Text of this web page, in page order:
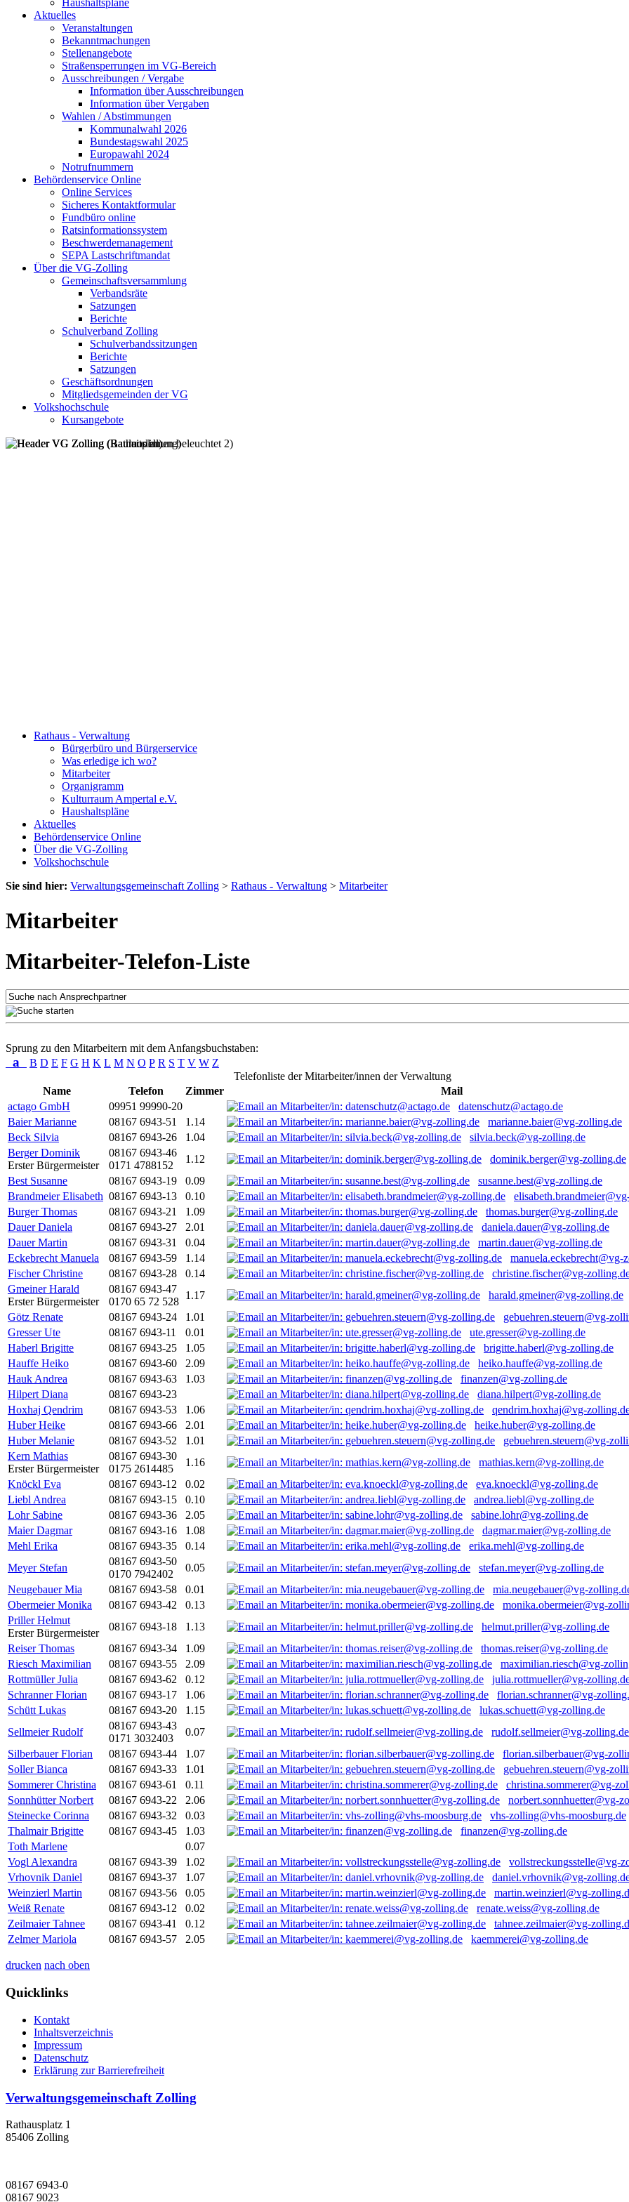
Haushaltspläne
Aktuelles
Veranstaltungen
Bekanntmachungen
Stellenangebote
Straßensperrungen im VG-Bereich
Ausschreibungen / Vergabe
Information über Ausschreibungen
Information über Vergaben
Wahlen / Abstimmungen
Kommunalwahl 2026
Bundestagswahl 2025
Europawahl 2024
Notrufnummern
Behördenservice Online
Online Services
Sicheres Kontaktformular
Fundbüro online
Ratsinformationssystem
Beschwerdemanagement
SEPA Lastschriftmandat
Über die VG-Zolling
Gemeinschaftsversammlung
Verbandsräte
Satzungen
Berichte
Schulverband Zolling
Schulverbandssitzungen
Berichte
Satzungen
Geschäftsordnungen
Mitgliedsgemeinden der VG
Volkshochschule
Kursangebote
Rathaus - Verwaltung
Bürgerbüro und Bürgerservice
Was erledige ich wo?
Mitarbeiter
Organigramm
Kulturraum Ampertal e.V.
Haushaltspläne
Aktuelles
Behördenservice Online
Über die VG-Zolling
Volkshochschule
Sie sind hier: Verwaltungsgemeinschaft Zolling > Rathaus - Verwaltung > Mitarbeiter
Mitarbeiter
Mitarbeiter-Telefon-Liste
Sprung zu den Mitarbeitern mit dem Anfangsbuchstaben:
a B D E F G H K L M N O P R S T V W Z
Telefonliste der Mitarbeiter/innen der Verwaltung
Name
Telefon Zimmer
Mail
actago GmbH
09951 99990-20
datenschutz@actago.de
Baier Marianne
08167 6943-51 1.14
marianne.baier@vg-zolling.de
Beck Silvia
08167 6943-26 1.04
silvia.beck@vg-zolling.de
Berger Dominik
Erster Bürgermeister
08167 6943-46
0171 4788152
1.12
dominik.berger@vg-zolling.de
Best Susanne
08167 6943-19 0.09
susanne.best@vg-zolling.de
Brandmeier Elisabeth 08167 6943-13 0.10
Burger Thomas
08167 6943-21 1.09
thomas.burger@vg-zolling.de
Dauer Daniela
08167 6943-27 2.01
daniela.dauer@vg-zolling.de
Dauer Martin
08167 6943-31 0.04
martin.dauer@vg-zolling.de
Eckebrecht Manuela
08167 6943-59 1.14
manuela.eckebrecht@vg-
Fischer Christine
08167 6943-28 0.14
christine.fischer@vg-
Gmeiner Harald
Erster Bürgermeister
08167 6943-47
0170 65 72 528
1.17
harald.gmeiner@vg-zolling.de
Götz Renate
08167 6943-24 1.01
gebuehren.steuern@vg-
Gresser Ute
08167 6943-11 0.01
ute.gresser@vg-zolling.de
Haberl Brigitte
08167 6943-25 1.05
brigitte.haberl@vg-zolling.de
Hauffe Heiko
08167 6943-60 2.09
heiko.hauffe@vg-zolling.de
Hauk Andrea
08167 6943-63 1.03
finanzen@vg-zolling.de
Hilpert Diana
08167 6943-23
diana.hilpert@vg-zolling.de
Hoxhaj Qendrim
08167 6943-53 1.06
qendrim.hoxhaj@vg-
Huber Heike
08167 6943-66 2.01
heike.huber@vg-zolling.de
Huber Melanie
08167 6943-52 1.01
gebuehren.steuern@vg-
Kern Mathias
Erster Bürgermeister
08167 6943-30
0175 2614485
1.16
mathias.kern@vg-zolling.de
Knöckl Eva
08167 6943-12 0.02
eva.knoeckl@vg-zolling.de
Liebl Andrea
08167 6943-15 0.10
andrea.liebl@vg-zolling.de
Lohr Sabine
08167 6943-36 2.05
sabine.lohr@vg-zolling.de
Maier Dagmar
08167 6943-16 1.08
dagmar.maier@vg-zolling.de
Mehl Erika
08167 6943-35 0.14
erika.mehl@vg-zolling.de
Meyer Stefan
08167 6943-50
0170 7942402
0.05
stefan.meyer@vg-zolling.de
Neugebauer Mia
08167 6943-58 0.01
mia.neugebauer@vg-
Obermeier Monika
08167 6943-42 0.13
monika.obermeier@vg-
Priller Helmut
Erster Bürgermeister
08167 6943-18 1.13
helmut.priller@vg-zolling.de
Reiser Thomas
08167 6943-34 1.09
thomas.reiser@vg-zolling.de
Riesch Maximilian
08167 6943-55 2.09
maximilian.riesch@vg-
Rottmüller Julia
08167 6943-62 0.12
julia.rottmueller@vg-
Schranner Florian
08167 6943-17 1.06
florian.schranner@vg-
Schütt Lukas
08167 6943-20 1.15
lukas.schuett@vg-zolling.de
Sellmeier Rudolf
08167 6943-43
0171 3032403
0.07
rudolf.sellmeier@vg-zolling.de
Silberbauer Florian
08167 6943-44 1.07
florian.silberbauer@vg-
Soller Bianca
08167 6943-33 1.01
gebuehren.steuern@vg-
Sommerer Christina
08167 6943-61 0.11
christina.sommerer@vg-
Sonnhütter Norbert
08167 6943-22 2.06
norbert.sonnhuetter@vg-
Steinecke Corinna
08167 6943-32 0.03
vhs-zolling@vhs-moosburg.de
Thalmair Brigitte
08167 6943-45 1.03
finanzen@vg-zolling.de
Toth Marlene
0.07
Vogl Alexandra
08167 6943-39 1.02
vollstreckungsstelle@vg-
Vrhovnik Daniel
08167 6943-37 1.07
daniel.vrhovnik@vg-
Weinzierl Martin
08167 6943-56 0.05
martin.weinzierl@vg-
Weiß Renate
08167 6943-12 0.02
renate.weiss@vg-zolling.de
Zeilmaier Tahnee
08167 6943-41 0.12
tahnee.zeilmaier@vg-
Zelmer Mariola
08167 6943-57 2.05 kaemmerei@vg-zolling.de
drucken nach oben
Quicklinks
Kontakt
Inhaltsverzeichnis
Impressum
Datenschutz
Erklärung zur Barrierefreiheit
Verwaltungsgemeinschaft Zolling
Rathausplatz 1
85406 Zolling
08167 6943-0
08167 9023